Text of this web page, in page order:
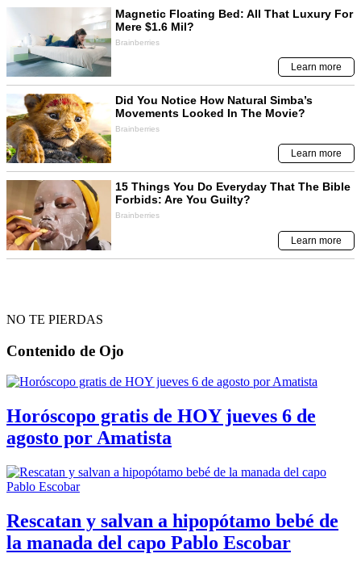
NO TE PIERDAS
Contenido de Ojo
Horóscopo gratis de HOY jueves 6 de
agosto por Amatista
Rescatan y salvan a hipopótamo bebé de
la manada del capo Pablo Escobar